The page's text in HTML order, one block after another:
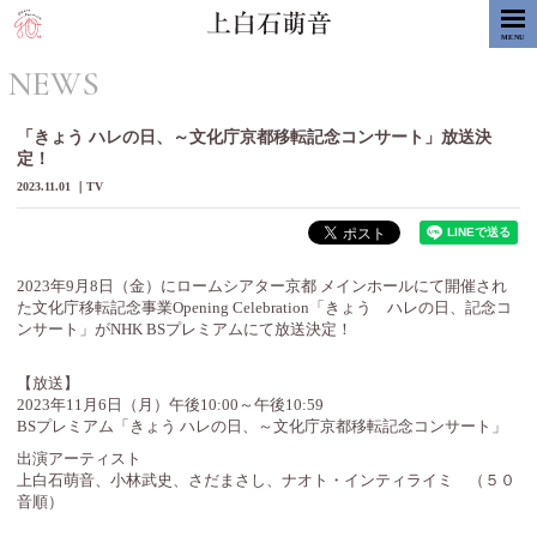
MENU
NEWS
「きょう ハレの日、～文化庁京都移転記念コンサート」放送決
定！
2023.11.01 TV
2023年9月8日（金）にロームシアター京都 メインホールにて開催され
た文化庁移転記念事業Opening Celebration「きょう ハレの日、記念コ
ンサート」がNHK BSプレミアムにて放送決定！
【放送】
2023年11月6日（月）午後10:00～午後10:59
BSプレミアム「きょう ハレの日、～文化庁京都移転記念コンサート」
出演アーティスト
上白石萌音、小林武史、さだまさし、ナオト・インティライミ （５０
音順）